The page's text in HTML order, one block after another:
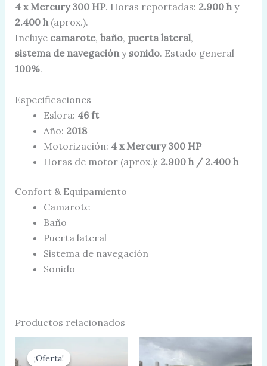
4 x Mercury 300 HP. Horas reportadas: 2.900 hy
2.400 h(aprox.).
Incluye camarote, baño, puerta lateral,
sistema de navegacióny sonido. Estado general
100%.
Especificaciones
Eslora: 46 ft
Año: 2018
Motorización: 4 x Mercury 300 HP
Horas de motor (aprox.): 2.900 h / 2.400 h
Confort & Equipamiento
Camarote
Baño
Puerta lateral
Sistema de navegación
Sonido
Productos relacionados
¡Oferta!
¡Oferta!